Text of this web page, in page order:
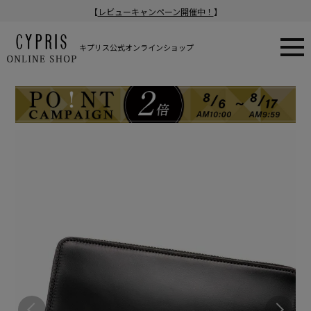
【 レビューキャンペーン開催中！ 】
キプリス公式オンラインショップ